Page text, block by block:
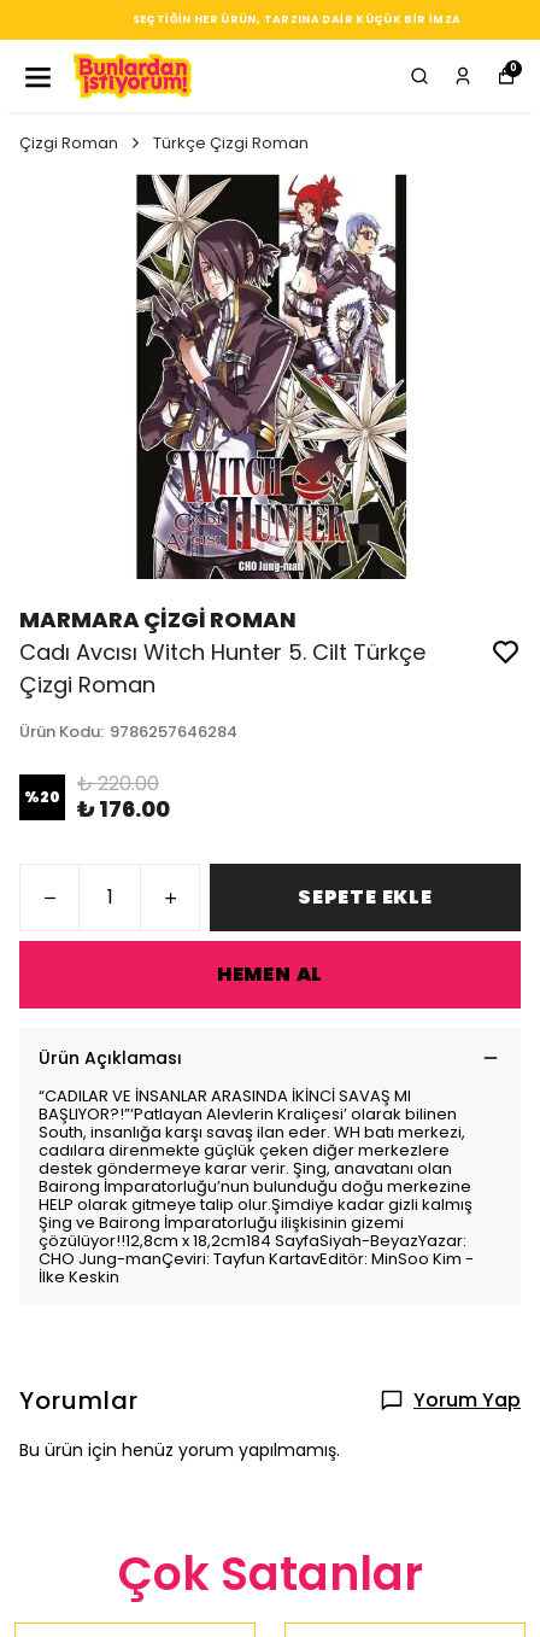
SEÇTIĞIN HER ÜRÜN, TARZINA DAIR KÜÇÜK BIR IMZA
0
Çizgi Roman Türkçe Çizgi Roman
MARMARA ÇİZGİ ROMAN
Cadı Avcısı Witch Hunter 5. Cilt Türkçe
Çizgi Roman
Ürün Kodu: 9786257646284
%20 ₺ 220.00
₺ 176.00
SEPETE EKLE
HEMEN AL
Ürün Açıklaması
“CADILAR VE İNSANLAR ARASINDA İKİNCİ SAVAŞ MI
BAŞLIYOR?!”‘Patlayan Alevlerin Kraliçesi’ olarak bilinen
South, insanlığa karşı savaş ilan eder. WH batı merkezi,
cadılara direnmekte güçlük çeken diğer merkezlere
destek göndermeye karar verir. Şing, anavatanı olan
Bairong İmparatorluğu’nun bulunduğu doğu merkezine
HELP olarak gitmeye talip olur.Şimdiye kadar gizli kalmış
Şing ve Bairong İmparatorluğu ilişkisinin gizemi
çözülüyor!!12,8cm x 18,2cm184 SayfaSiyah-BeyazYazar:
CHO Jung-manÇeviri: Tayfun KartavEditör: MinSoo Kim -
İlke Keskin
Yorumlar Yorum Yap
Bu ürün için henüz yorum yapılmamış.
Çok Satanlar